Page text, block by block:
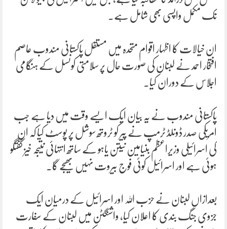
تک مکمل واپسی بھی شامل ہے۔
ان خیالات کا اظہار اقوام متحدہ میں مستقل پاکستانی مندوب عاصم
افتخار احمد نے لبنان کی صورت حال پر سلامتی کونسل کے ہنگامی
اجلاس کے دوران کیا۔
پاکستانی مندوب نے یہ بیان ایک ایسے وقت میں دیا ہے جب
امریکی صدر ڈونلڈ ٹرمپ نے پیر کو ٹروتھ سوشل پر پوسٹ کیا کہ ان
کی اسرائیلی وزیراعظم بنیامین نیتن یاہو کے ساتھ انتہائی نتیجہ خیز گفتگو
ہوئی ہے اور اسرائیل کوئی فوج بیروت نہیں بھیجے گا۔
بعدازاں لبنان نے حزب اللہ اور اسرائیل کے درمیان ایک
جزوی جنگ بندی کا اعلان کیا، واشنگٹن میں لبنان کے سفارت